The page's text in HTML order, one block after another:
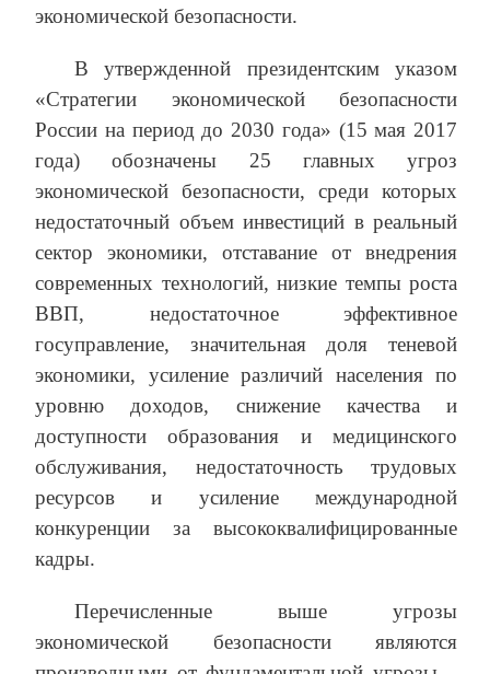
экономической безопасности.
В утвержденной президентским указом
«Стратегии экономической безопасности
России на период до 2030 года» (15 мая 2017
года) обозначены 25 главных угроз
экономической безопасности, среди которых
недостаточный объем инвестиций в реальный
сектор экономики, отставание от внедрения
современных технологий, низкие темпы роста
ВВП, недостаточное эффективное
госуправление, значительная доля теневой
экономики, усиление различий населения по
уровню доходов, снижение качества и
доступности образования и медицинского
обслуживания, недостаточность трудовых
ресурсов и усиление международной
конкуренции за высококвалифицированные
кадры.
Перечисленные выше угрозы
экономической безопасности являются